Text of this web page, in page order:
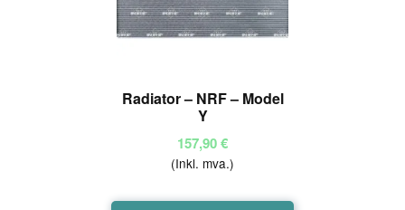
Radiator – NRF – Model
Y
157,90€
(Inkl. mva.)